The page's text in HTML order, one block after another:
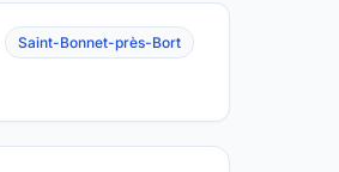
Saint-Bonnet-près-Bort